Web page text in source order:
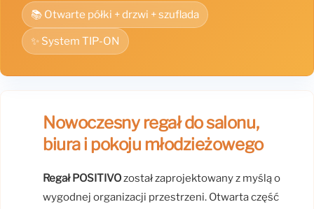
📚 Otwarte półki + drzwi + szuflada
✨ System TIP-ON
Nowoczesny regał do salonu,
biura i pokoju młodzieżowego
Regał POSITIVOzostał zaprojektowany z myślą o
wygodnej organizacji przestrzeni. Otwarta część